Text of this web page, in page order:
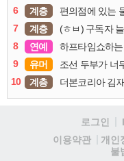
6
계층 편의점에 있는
7
계층 (ㅎㅂ) 구독자
8
연예 하프타임쇼하
9
유머 조선 두부가 너
10
계층 더본코리아 김
로그인
이용약관
개인
불